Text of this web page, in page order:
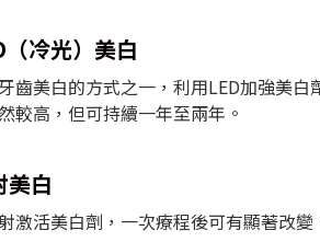
冷光）美白
齒美白的方式之一，利用LED加強美
較高，但可持續一年至兩年。
美白
激活美白劑，一次療程後可有顯著改